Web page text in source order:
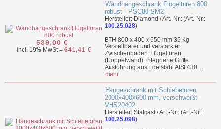
539,00 €
incl. 19% MwSt = 641,41 €
Wandhängeschrank Flügeltüren 800
robust - PSC80-SM2
Hersteller: Diamond / Art.-Nr.: (Art.-Nr.:
100.25.028)
BTH 800 x 400 x 650 mm 35 Kg
Verstellbarer und verstärkter
Zwischenboden. Flügeltüren
(Doppelwand), integrierte Griffe.
Ausführung aus Edelstahl AISI 430....
mehr
Hängeschrank mit Schiebetüren
2000x400x600 mm, verschweißt -
VHS20402
Hersteller: Stalgast / Art.-Nr.: (Art.-Nr.:
100.25.098)